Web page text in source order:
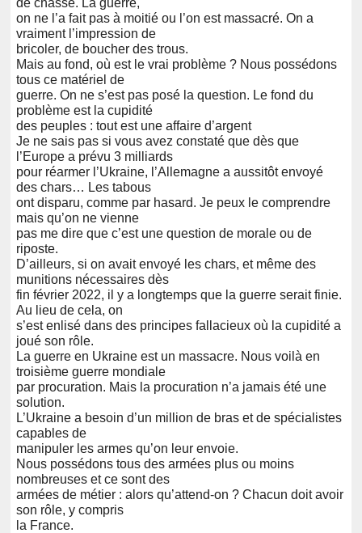
on ne l’a fait pas à moitié ou l’on est massacré. On a
vraiment l’impression de
bricoler, de boucher des trous.
Mais au fond, où est le vrai problème ? Nous possédons
tous ce matériel de
guerre. On ne s’est pas posé la question. Le fond du
problème est la cupidité
des peuples : tout est une affaire d’argent
Je ne sais pas si vous avez constaté que dès que
l’Europe a prévu 3 milliards
pour réarmer l’Ukraine, l’Allemagne a aussitôt envoyé
des chars… Les tabous
ont disparu, comme par hasard. Je peux le comprendre
mais qu’on ne vienne
pas me dire que c’est une question de morale ou de
riposte.
D’ailleurs, si on avait envoyé les chars, et même des
munitions nécessaires dès
fin février 2022, il y a longtemps que la guerre serait finie.
Au lieu de cela, on
s’est enlisé dans des principes fallacieux où la cupidité a
joué son rôle.
La guerre en Ukraine est un massacre. Nous voilà en
troisième guerre mondiale
par procuration. Mais la procuration n’a jamais été une
solution.
L’Ukraine a besoin d’un million de bras et de spécialistes
capables de
manipuler les armes qu’on leur envoie.
Nous possédons tous des armées plus ou moins
nombreuses et ce sont des
armées de métier : alors qu’attend-on ? Chacun doit avoir
son rôle, y compris
la France.